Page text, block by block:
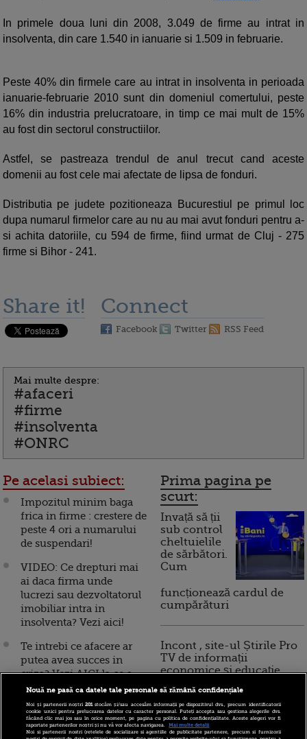
In primele doua luni din 2008, 3.049 de firme au intrat in
insolventa, din care 1.540 in ianuarie si 1.509 in februarie.
Peste 40% din firmele care au intrat in insolventa in perioada
ianuarie-februarie 2010 sunt din domeniul comertului, peste
16% din industria prelucratoare, in timp ce mai mult de 15%
au fost din sectorul constructiilor.
Astfel, se pastreaza trendul de anul trecut cand aceste
domenii au fost cele mai afectate de lipsa de fonduri.
Distributia pe judete pozitioneaza Bucurestiul pe primul loc
dupa numarul firmelor care au nu au mai avut fonduri pentru a-
si achita datoriile, cu 594 de firme, fiind urmat de Cluj - 275
firme si Bihor - 241.
Share it! Connect
Facebook Twitter RSS Feed
Mai multe despre:
#afaceri
#firme
#insolventa
#ONRC
Pe acelasi subiect:
Impozitul minim baga
frica in firme : crestere de
peste 4 ori a numarului
de suspendari!
VIDEO: Ce drepturi mai
ai daca firma unde
lucrezi sau dezvoltatorul
imobiliar intra in
insolventa? Vezi aici!
Te intrebi ce afacere ar
putea avea succes in
criza? Vezi AICI la ce s-
au gandit altii!
Botosenenii si brailenii,
cei mai curajosi
Prima pagina pe
scurt:
Invață să ții
sub control
cheltuielile
de sărbători.
Cum
funcționează cardul de
cumpărături
Incont , site-ul Știrile Pro
TV de informații
economice și educație
10 reguli pentru decizii
financiare inteligente
Nouă ne pasă ca datele tale personale să rămână confidențiale
Noi și partenerii noștri201stocăm și/sau accesăm informații pe dispozitivul dvs., precum identificatorii
cookie unici pentru prelucrarea datelor cu caracter personal. Puteți accepta sau gestiona alegerile dvs.
făcând clic mai jos sau în orice moment, pe pagina cu politica de confidențialitate. Aceste alegeri vor fi
raportate partenerilor noștri și nu vă vor afecta navigarea.
Mai multe detalii
Noi si partenerii nostri (retelele de socializare si agentiile de publicitate partenere, precum si furnizorii